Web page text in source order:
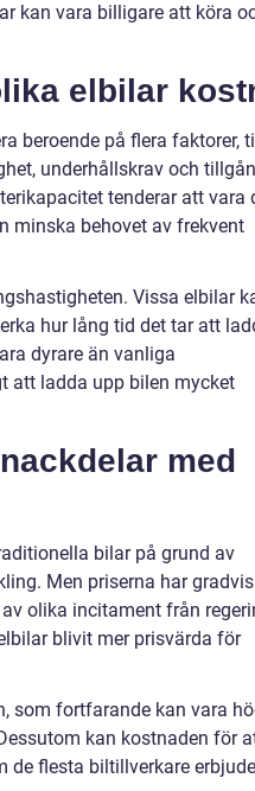
kan vara billigare att köra
elbilar
beroende på flera faktorer,
underhållskrav och
tenderar att vara
minska behovet av frekvent
Vissa elbilar
hur lång tid det tar att
dyrare än vanliga
att ladda upp bilen mycket
med
bilar på grund av
Men priserna har gradvis
olika incitament från
blivit mer prisvärda för
som fortfarande kan vara
kan kostnaden för
de flesta biltillverkare